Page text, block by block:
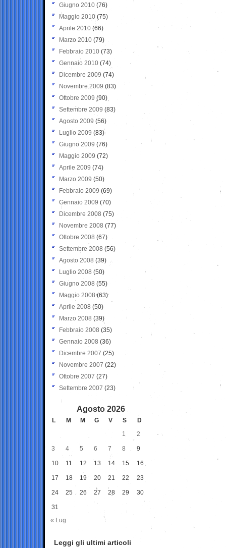
Giugno 2010 (76)
Maggio 2010 (75)
Aprile 2010 (66)
Marzo 2010 (79)
Febbraio 2010 (73)
Gennaio 2010 (74)
Dicembre 2009 (74)
Novembre 2009 (83)
Ottobre 2009 (90)
Settembre 2009 (83)
Agosto 2009 (56)
Luglio 2009 (83)
Giugno 2009 (76)
Maggio 2009 (72)
Aprile 2009 (74)
Marzo 2009 (50)
Febbraio 2009 (69)
Gennaio 2009 (70)
Dicembre 2008 (75)
Novembre 2008 (77)
Ottobre 2008 (67)
Settembre 2008 (56)
Agosto 2008 (39)
Luglio 2008 (50)
Giugno 2008 (55)
Maggio 2008(63)
Aprile 2008 (50)
Marzo 2008 (39)
Febbraio 2008 (35)
Gennaio 2008 (36)
Dicembre 2007 (25)
Novembre 2007 (22)
Ottobre 2007 (27)
Settembre 2007 (23)
Agosto 2026
L M M G V S
D
1
2
3 4 5 6 7 8 9
10 11 12 13 14 15 16
17 18 19 20 21 22 23
24 25 26 27 28 29 30
31
« Lug
Leggi gli ultimi articoli